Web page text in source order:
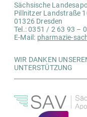
Sächsische
Pillnitzer Landstraße
01326 Dresden
Tel.: 0351 / 2 63 93 – 0
E-Mail: pharmazie-
WIR DANKEN
UNTERSTÜTZUNG